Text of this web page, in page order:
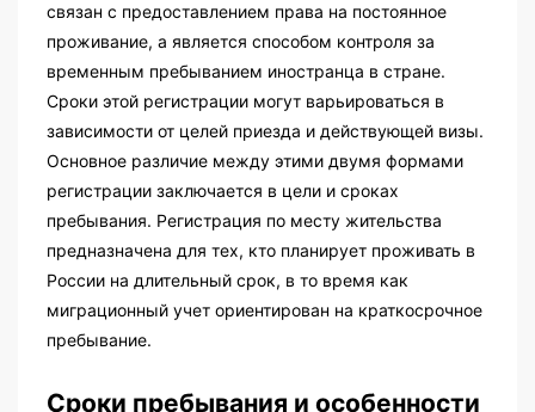
связан с предоставлением права на постоянное
проживание, а является способом контроля за
временным пребыванием иностранца в стране.
Сроки этой регистрации могут варьироваться в
зависимости от целей приезда и действующей визы.
Основное различие между этими двумя формами
регистрации заключается в цели и сроках
пребывания. Регистрация по месту жительства
предназначена для тех, кто планирует проживать в
России на длительный срок, в то время как
миграционный учет ориентирован на краткосрочное
пребывание.
Сроки пребывания и особенности